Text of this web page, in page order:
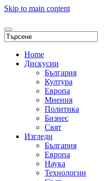
Skip to main content
Home
Дискусии
България
Култура
Европа
Мнения
Политика
Бизнес
Свят
Изгледи
България
Европа
Наука
Технологии